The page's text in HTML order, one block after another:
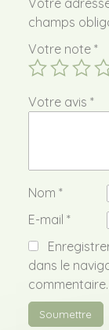
champs
Votre note *
Votre avis *
Nom *
E-mail *
dans le
commentaire.